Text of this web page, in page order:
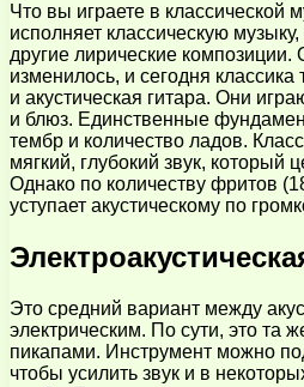
Что вы играете в классической
исполняет классическую
другие лирические
изменилось, и сегодня классика
и акустическая гитара. Они
и блюз. Единственные
тембр и количество ладов.
мягкий, глубокий звук, который
Однако по количеству фритов
уступает акустическому по
Это средний вариант между
электрическим. По сути, это та
пикапами. Инструмент можно
чтобы усилить звук и в